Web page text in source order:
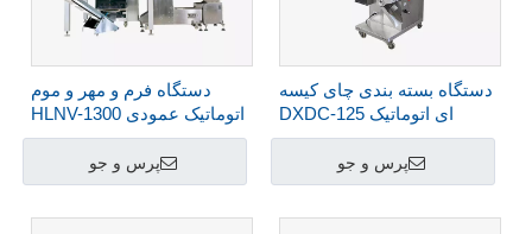
دستگاه بسته بندی چای کیسه
ای اتوماتیک DXDC-125
پرس و جو
دستگاه فرم و مهر و موم
اتوماتیک عمودی HLNV-1300
پرس و جو